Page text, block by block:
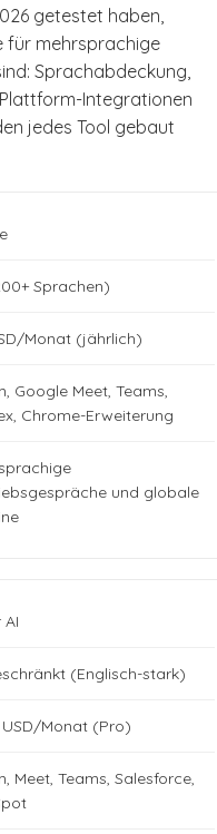
getestet haben,
für mehrsprachige
Sprachabdeckung,
Integrationen
jedes Tool gebaut
Sprachen)
Monat (jährlich)
Google Meet, Teams,
Chrome-Erweiterung
und globale
(Englisch-stark)
USD/Monat (Pro)
Meet, Teams, Salesforce,